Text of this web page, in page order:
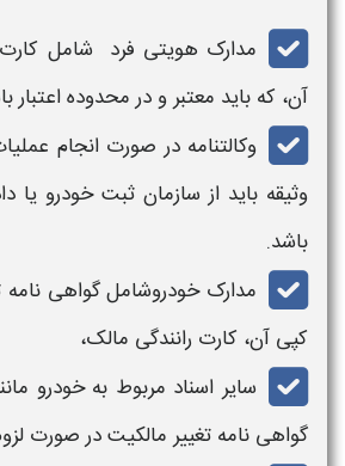
مدارک هویتی فرد شامل
آن، که باید معتبر و در محدوده اعتبار
وکالتنامه در صورت انجام
وثیقه باید از سازمان ثبت خودرو یا
باشد.
مدارک خودروشامل گواهی
کپی آن، کارت رانندگی مالک،
سایر اسناد مربوط به خودرو
گواهی نامه تغییر مالکیت در صورت